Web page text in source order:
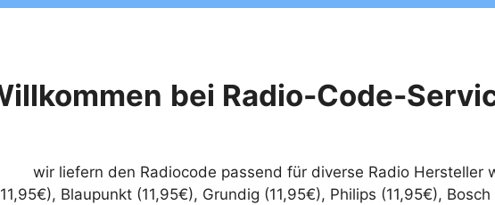
bei Radio-Code-
wir liefern den Radiocode passend für diverse Radio Hersteller
Blaupunkt (11,95€), Grundig (11,95€), Philips (11,95€),